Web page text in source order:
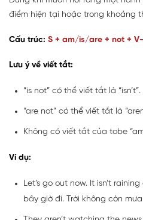
điểm hiện tại hoặc trong khoảng
Cấu trúc: S + am/is/are + not +
Lưu ý về viết tắt:
“is not” có thể viết tắt là “isn’t”.
“are not” có thể viết tắt là
Không có viết tắt của tobe
Ví dụ:
Let’s go out now. It isn’t
bây giờ đi. Trời không còn mưa